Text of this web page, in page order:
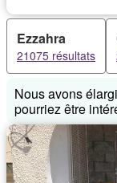
Ezzahra
21075 résultats
Nous avons
pourriez être